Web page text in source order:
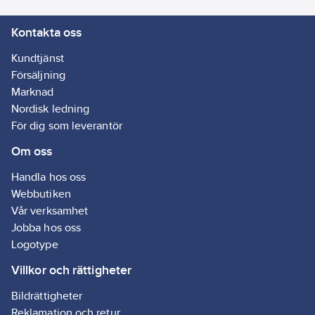
Kontakta oss
Kundtjänst
Försäljning
Marknad
Nordisk ledning
För dig som leverantör
Om oss
Handla hos oss
Webbutiken
Vår verksamhet
Jobba hos oss
Logotype
Villkor och rättigheter
Bildrättigheter